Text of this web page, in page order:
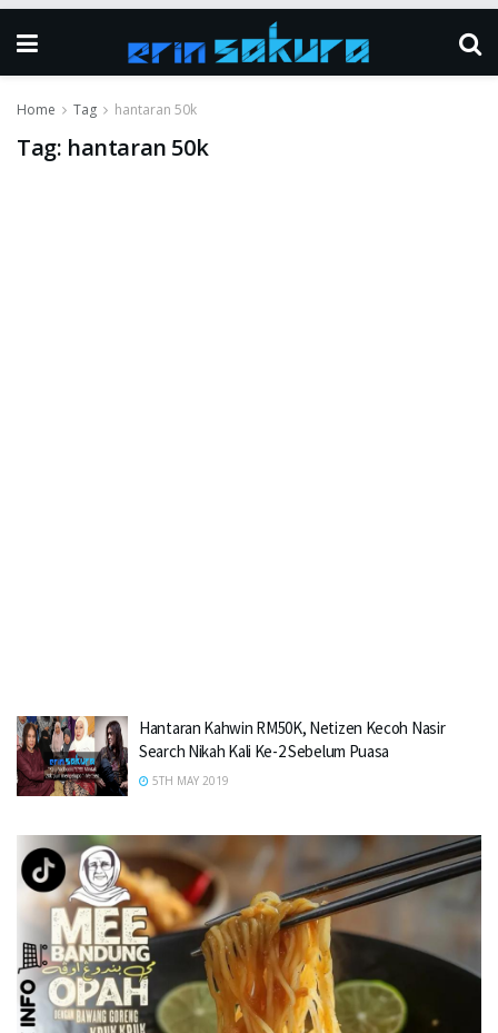
Home Tag hantaran 50k
Tag: hantaran 50k
Hantaran Kahwin RM50K, Netizen Kecoh Nasir
Search Nikah Kali Ke-2 Sebelum Puasa
5TH MAY 2019